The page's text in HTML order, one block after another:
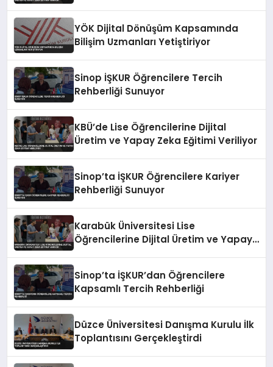
YÖK Dijital Dönüşüm Kapsamında
Bilişim Uzmanları Yetiştiriyor
Sinop İŞKUR Öğrencilere Tercih
Rehberliği Sunuyor
KBÜ’de Lise Öğrencilerine Dijital
Üretim ve Yapay Zeka Eğitimi Veriliyor
Sinop’ta İŞKUR Öğrencilere Kariyer
Rehberliği Sunuyor
Karabük Üniversitesi Lise
Öğrencilerine Dijital Üretim ve Yapay
Sinop’ta İŞKUR’dan Öğrencilere
Kapsamlı Tercih Rehberliği
Düzce Üniversitesi Danışma Kurulu İlk
Toplantısını Gerçekleştirdi